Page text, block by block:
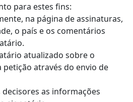
para estes fins:
na página de assinaturas,
o país e os comentários
atualizado sobre o
através do envio de
as informações